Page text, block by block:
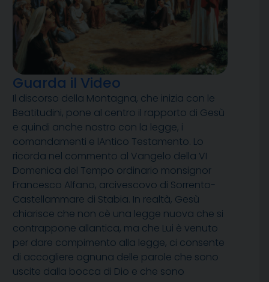
Guarda il Video
Il discorso della Montagna, che inizia con le
Beatitudini, pone al centro il rapporto di Gesù
e quindi anche nostro con la legge, i
comandamenti e lAntico Testamento. Lo
ricorda nel commento al Vangelo della VI
Domenica del Tempo ordinario monsignor
Francesco Alfano, arcivescovo di Sorrento-
Castellammare di Stabia. In realtà, Gesù
chiarisce che non cè una legge nuova che si
contrappone allantica, ma che Lui è venuto
per dare compimento alla legge, ci consente
di accogliere ognuna delle parole che sono
uscite dalla bocca di Dio e che sono